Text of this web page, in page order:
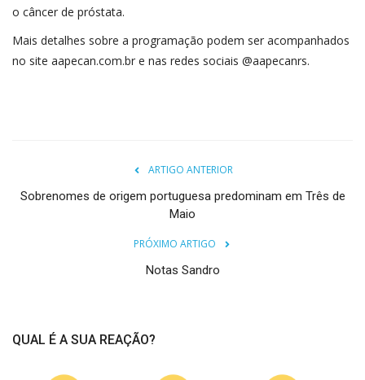
o câncer de próstata.
Mais detalhes sobre a programação podem ser acompanhados
no site aapecan.com.br e nas redes sociais @aapecanrs.
ARTIGO ANTERIOR
Sobrenomes de origem portuguesa predominam em Três de
Maio
PRÓXIMO ARTIGO
Notas Sandro
QUAL É A SUA REAÇÃO?